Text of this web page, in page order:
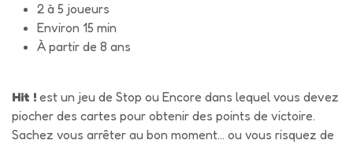
2 à 5 joueurs
Environ 15 min
À partir de 8 ans
Hit ! est un jeu de Stop ou Encore dans lequel vous devez
piocher des cartes pour obtenir des points de victoire.
Sachez vous arrêter au bon moment… ou vous risquez de